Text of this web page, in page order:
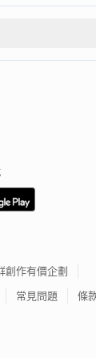
創作有價企劃
常見問題 條